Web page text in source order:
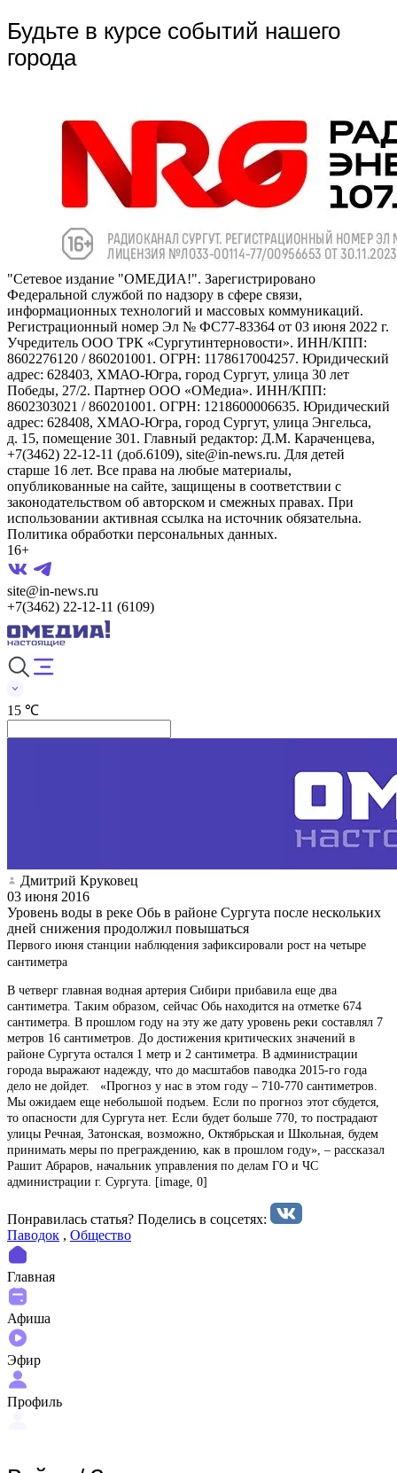
Будьте в курсе событий нашего
города
"Сетевое издание "ОМЕДИА!". Зарегистрировано
Федеральной службой по надзору в сфере связи,
информационных технологий и массовых коммуникаций.
Регистрационный номер Эл № ФС77-83364 от 03 июня 2022 г.
Учредитель ООО ТРК «Сургутинтерновости». ИНН/КПП:
8602276120 / 860201001. ОГРН: 1178617004257. Юридический
адрес: 628403, ХМАО-Югра, город Сургут, улица 30 лет
Победы, 27/2. Партнер ООО «ОМедиа». ИНН/КПП:
8602303021 / 860201001. ОГРН: 1218600006635. Юридический
адрес: 628408, ХМАО-Югра, город Сургут, улица Энгельса,
д. 15, помещение 301. Главный редактор: Д.М. Караченцева,
+7(3462) 22-12-11 (доб.6109), site@in-news.ru. Для детей
старше 16 лет. Все права на любые материалы,
опубликованные на сайте, защищены в соответствии с
законодательством об авторском и смежных правах. При
использовании активная ссылка на источник обязательна.
Политика обработки персональных данных.
16+
site@in-news.ru
+7(3462) 22-12-11 (6109)
15 ℃
Дмитрий Круковец
03 июня 2016
Уровень воды в реке Обь в районе Сургута после нескольких
дней снижения продолжил повышаться
Первого июня станции наблюдения зафиксировали рост на четыре
сантиметра
В четверг главная водная артерия Сибири прибавила еще два
сантиметра. Таким образом, сейчас Обь находится на отметке 674
сантиметра. В прошлом году на эту же дату уровень реки составлял 7
метров 16 сантиметров. До достижения критических значений в
районе Сургута остался 1 метр и 2 сантиметра. В администрации
города выражают надежду, что до масштабов паводка 2015-го года
дело не дойдет. «Прогноз у нас в этом году – 710-770 сантиметров.
Мы ожидаем еще небольшой подъем. Если по прогноз этот сбудется,
то опасности для Сургута нет. Если будет больше 770, то пострадают
улицы Речная, Затонская, возможно, Октябрьская и Школьная, будем
принимать меры по преграждению, как в прошлом году», – рассказал
Рашит Абраров, начальник управления по делам ГО и ЧС
администрации г. Сургута. [image, 0]
Понравилась статья? Поделиcь в соцсетях:
Паводок , Общество
Главная
Афиша
Эфир
Профиль